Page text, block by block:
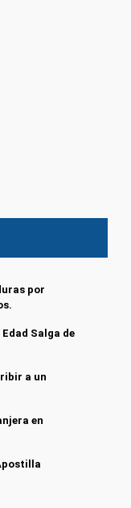
por
Salga de
a un
en